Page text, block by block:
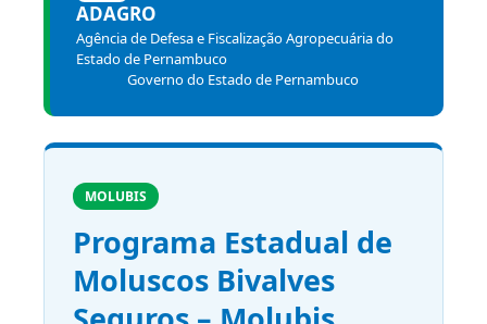
ADAGRO
Agência de Defesa e Fiscalização Agropecuária do
Estado de Pernambuco
Governo do Estado de Pernambuco
MOLUBIS
Programa Estadual de
Moluscos Bivalves